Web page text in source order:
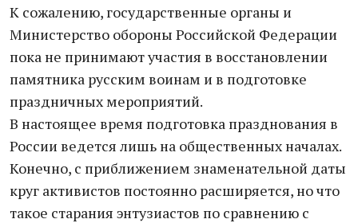
К сожалению, государственные органы и
Министерство обороны Российской Федерации
пока не принимают участия в восстановлении
памятника русским воинам и в подготовке
праздничных мероприятий.
В настоящее время подготовка празднования в
России ведется лишь на общественных началах.
Конечно, с приближением знаменательной даты
круг активистов постоянно расширяется, но что
такое старания энтузиастов по сравнению с